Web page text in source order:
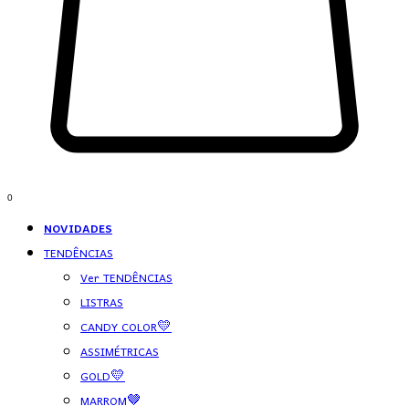
0
NOVIDADES
TENDÊNCIAS
Ver TENDÊNCIAS
LISTRAS
CANDY COLOR💛
ASSIMÉTRICAS
GOLD💛